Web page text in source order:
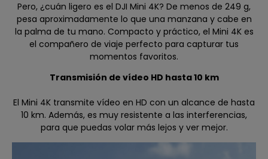
Pero, ¿cuán ligero es el DJI Mini 4K? De menos de 249 g,
pesa aproximadamente lo que una manzana y cabe en
la palma de tu mano. Compacto y práctico, el Mini 4K es
el compañero de viaje perfecto para capturar tus
momentos favoritos.
Transmisión de vídeo HD hasta 10 km
El Mini 4K transmite vídeo en HD con un alcance de hasta
10 km. Además, es muy resistente a las interferencias,
para que puedas volar más lejos y ver mejor.